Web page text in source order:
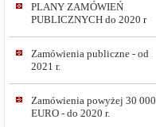
PLANY ZAMÓWIEŃ
PUBLICZNYCH do 2020 r
Zamówienia publiczne - od
2021 r.
Zamówienia powyżej 30 000
EURO - do 2020 r.